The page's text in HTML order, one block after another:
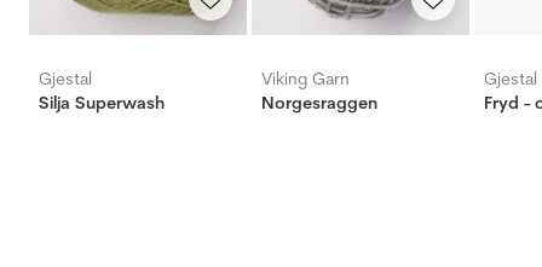
Gjestal
Silja Superwash
Viking Garn
Norgesraggen
Gjestal
Fryd -